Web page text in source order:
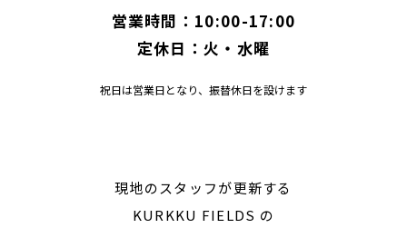
営業時間：10:00-17:00
定休日：火・水曜
祝日は営業日となり、振替休日を設けます
現地のスタッフが更新する
KURKKU FIELDS の